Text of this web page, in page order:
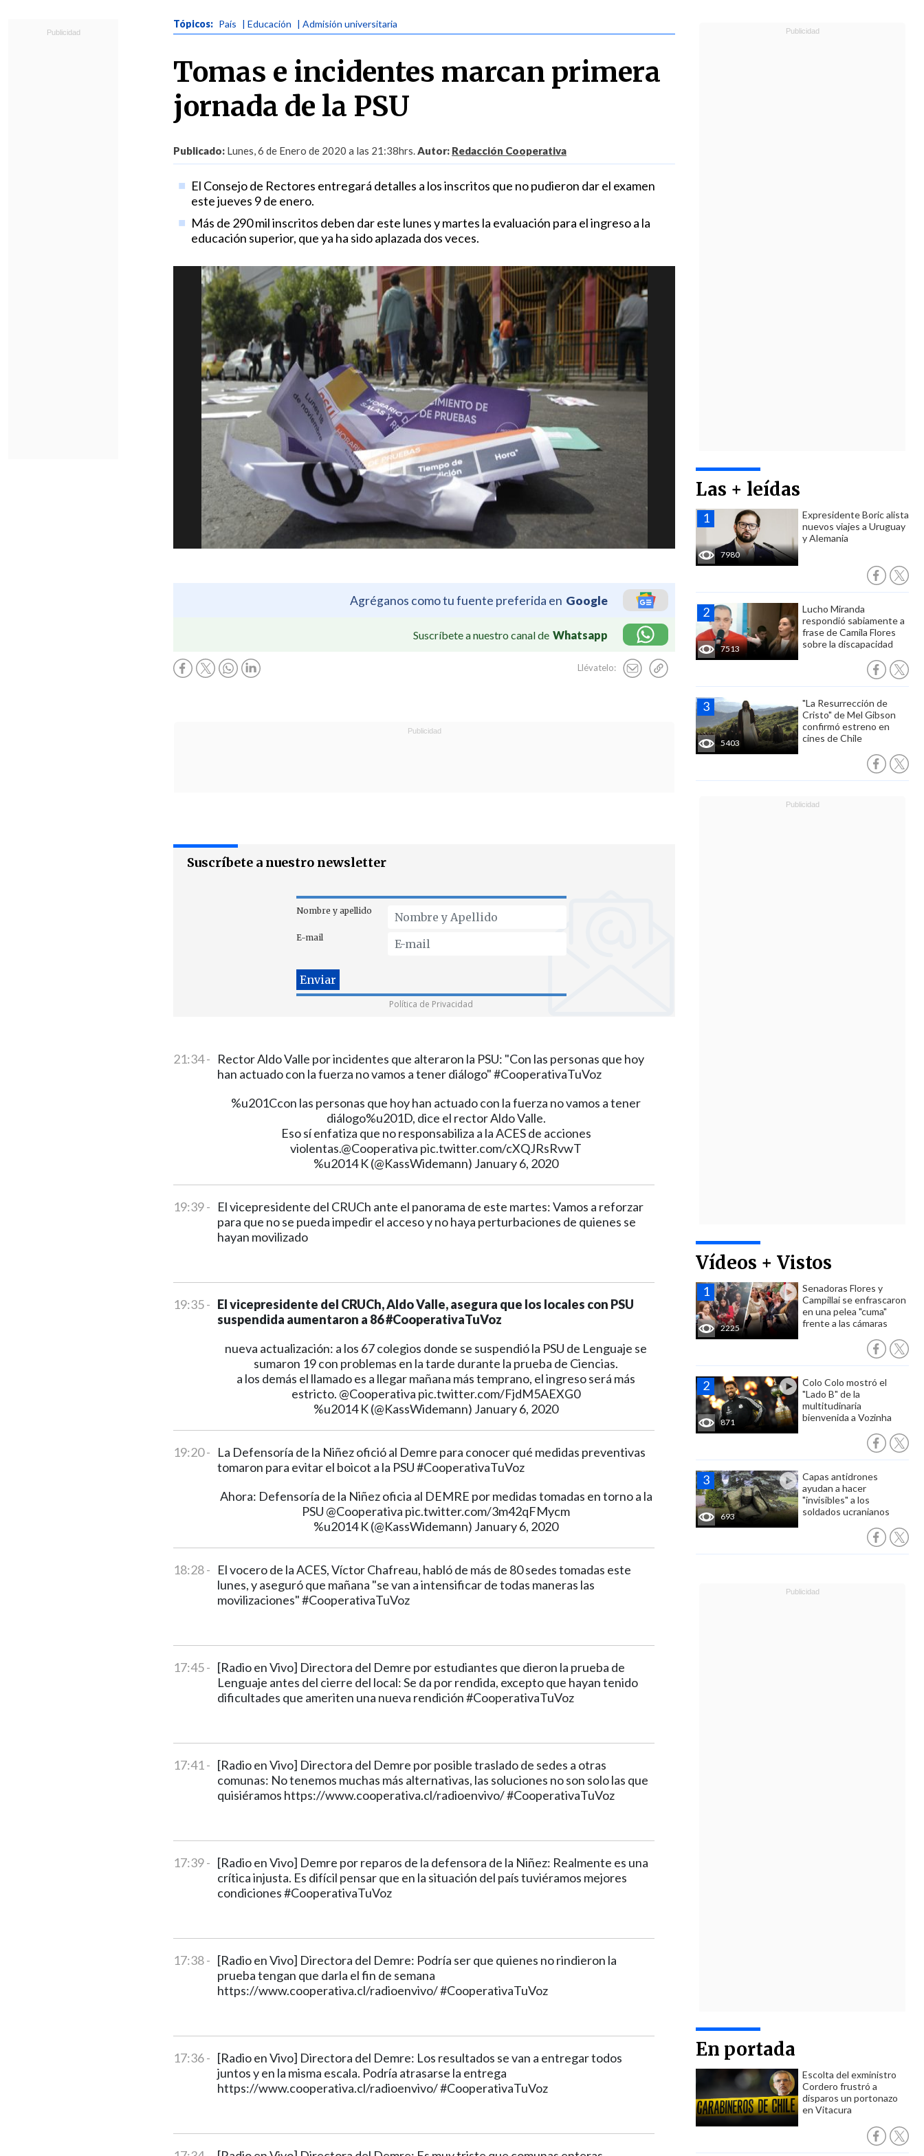
Tópicos: País | Educación | Admisión universitaria
Tomas e incidentes marcan primera
jornada de la PSU
Publicado: Lunes, 6 de Enero de 2020 a las 21:38hrs.Autor: Redacción Cooperativa
El Consejo de Rectores entregará detalles a los inscritos que no pudieron dar el examen
este jueves 9 de enero.
Más de 290 mil inscritos deben dar este lunes y martes la evaluación para el ingreso a la
educación superior, que ya ha sido aplazada dos veces.
Agréganos como tu fuente preferida en Google
Suscríbete a nuestro canal de Whatsapp
Llévatelo:
Las + leídas
7980
Expresidente Boric alista
nuevos viajes a Uruguay
y Alemania
7513
Lucho Miranda
respondió sabiamente a
frase de Camila Flores
sobre la discapacidad
5403
"La Resurrección de
Cristo" de Mel Gibson
confirmó estreno en
cines de Chile
Vídeos + Vistos
2225
Senadoras Flores y
Campillai se enfrascaron
en una pelea "cuma"
frente a las cámaras
871
Colo Colo mostró el
"Lado B" de la
multitudinaria
bienvenida a Vozinha
693
Capas antidrones
ayudan a hacer
"invisibles" a los
soldados ucranianos
En portada
Escolta del exministro
Cordero frustró a
disparos un portonazo
en Vitacura
Suscríbete a nuestro newsletter
Nombre y apellido
E-mail
Política de Privacidad
21:34 - Rector Aldo Valle por incidentes que alteraron la PSU: "Con las personas que hoy
han actuado con la fuerza no vamos a tener diálogo" #CooperativaTuVoz
%u201Ccon las personas que hoy han actuado con la fuerza no vamos a tener
diálogo%u201D, dice el rector Aldo Valle.
Eso sí enfatiza que no responsabiliza a la ACES de acciones
violentas.@Cooperativa pic.twitter.com/cXQJRsRvwT
%u2014 K (@KassWidemann) January 6, 2020
19:39 - El vicepresidente del CRUCh ante el panorama de este martes: Vamos a reforzar
para que no se pueda impedir el acceso y no haya perturbaciones de quienes se
hayan movilizado
19:35 - El vicepresidente del CRUCh, Aldo Valle, asegura que los locales con PSU
suspendida aumentaron a 86 #CooperativaTuVoz
nueva actualización: a los 67 colegios donde se suspendió la PSU de Lenguaje se
sumaron 19 con problemas en la tarde durante la prueba de Ciencias.
a los demás el llamado es a llegar mañana más temprano, el ingreso será más
estricto. @Cooperativa pic.twitter.com/FjdM5AEXG0
%u2014 K (@KassWidemann) January 6, 2020
19:20 - La Defensoría de la Niñez ofició al Demre para conocer qué medidas preventivas
tomaron para evitar el boicot a la PSU #CooperativaTuVoz
Ahora: Defensoría de la Niñez oficia al DEMRE por medidas tomadas en torno a la
PSU @Cooperativa pic.twitter.com/3m42qFMycm
%u2014 K (@KassWidemann) January 6, 2020
18:28 - El vocero de la ACES, Víctor Chafreau, habló de más de 80 sedes tomadas este
lunes, y aseguró que mañana "se van a intensificar de todas maneras las
movilizaciones" #CooperativaTuVoz
17:45 - [Radio en Vivo] Directora del Demre por estudiantes que dieron la prueba de
Lenguaje antes del cierre del local: Se da por rendida, excepto que hayan tenido
dificultades que ameriten una nueva rendición #CooperativaTuVoz
17:41 - [Radio en Vivo] Directora del Demre por posible traslado de sedes a otras
comunas: No tenemos muchas más alternativas, las soluciones no son solo las que
quisiéramos https://www.cooperativa.cl/radioenvivo/ #CooperativaTuVoz
17:39 - [Radio en Vivo] Demre por reparos de la defensora de la Niñez: Realmente es una
crítica injusta. Es difícil pensar que en la situación del país tuviéramos mejores
condiciones #CooperativaTuVoz
17:38 - [Radio en Vivo] Directora del Demre: Podría ser que quienes no rindieron la
prueba tengan que darla el fin de semana
https://www.cooperativa.cl/radioenvivo/ #CooperativaTuVoz
17:36 - [Radio en Vivo] Directora del Demre: Los resultados se van a entregar todos
juntos y en la misma escala. Podría atrasarse la entrega
https://www.cooperativa.cl/radioenvivo/ #CooperativaTuVoz